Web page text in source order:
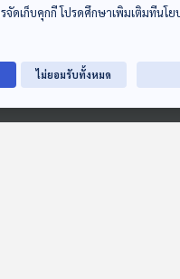
Application
ะแพร่ภาพสาธารณะแห่งประเทศไทย
28:26
รจัดเก็บคุกกี้ โปรดศึกษาเพิ่มเติมที่นโ
ไม่ยอมรับทั้งหมด